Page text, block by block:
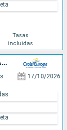
Tasas
incluidas
CRUCERO EN AQUITANIA DE BURDEOS A ROYAN, EL ESTUARIO DE LA GIRONDA, EL GARONA Y DORDOÑA (FORMULA PUERTO/PUERTO)
17/10/2026